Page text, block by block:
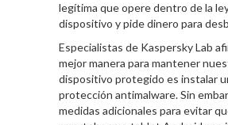
legítima que opere dentro de la
dispositivo y pide dinero para
Especialistas de Kaspersky Lab
mejor manera para mantener
dispositivo protegido es instalar
protección antimalware. Sin
medidas adicionales para evitar